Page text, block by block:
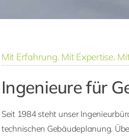
Mit Erfahrung. Mit Expertise.
Ingenieure für
Seit 1984 steht unser
technischen Gebäudeplanung.